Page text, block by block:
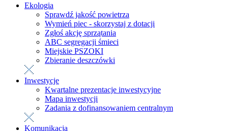
Ekologia
Sprawdź jakość powietrza
Wymień piec - skorzystaj z dotacji
Zgłoś akcję sprzątania
ABC segregacji śmieci
Miejskie PSZOKI
Zbieranie deszczówki
Inwestycje
Kwartalne prezentacje inwestycyjne
Mapa inwestycji
Zadania z dofinansowaniem centralnym
Komunikacja